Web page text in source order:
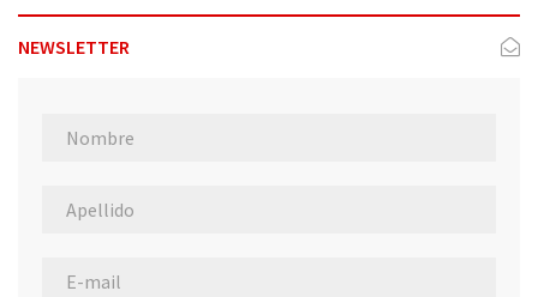
NEWSLETTER